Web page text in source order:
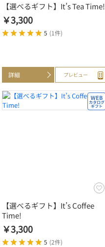
【選べるギフト】It’s Tea Time!
￥3,300
5 (1件)
詳細 プレビュー
【選べるギフト】It’s Coffee
Time!
￥3,300
5 (2件)